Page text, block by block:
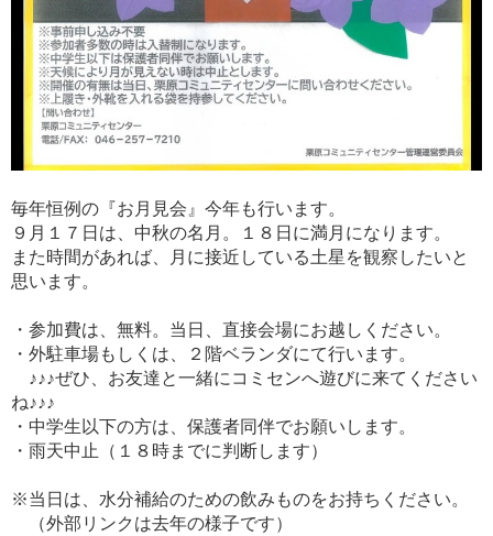
毎年恒例の『お月見会』今年も行います。
９月１７日は、中秋の名月。１８日に満月になります。
また時間があれば、月に接近している土星を観察したいと
思います。
・参加費は、無料。当日、直接会場にお越しください。
・外駐車場もしくは、２階ベランダにて行います。
♪♪♪ぜひ、お友達と一緒にコミセンへ遊びに来てください
ね♪♪♪
・中学生以下の方は、保護者同伴でお願いします。
・雨天中止（１８時までに判断します）
※当日は、水分補給のための飲みものをお持ちください。
（外部リンクは去年の様子です）